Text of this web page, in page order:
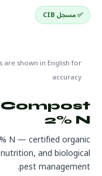
✅ مسجل CIB
shown in English for
accuracy
2% N
N — certified organic
and biological
pest management.